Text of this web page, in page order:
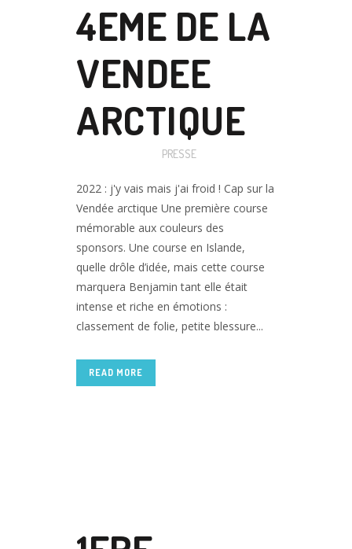
4EME DE LA
VENDEE
ARCTIQUE
PRESSE
2022 : j'y vais mais j'ai froid ! Cap sur la
Vendée arctique Une première course
mémorable aux couleurs des
sponsors. Une course en Islande,
quelle drôle d’idée, mais cette course
marquera Benjamin tant elle était
intense et riche en émotions :
classement de folie, petite blessure...
READ MORE